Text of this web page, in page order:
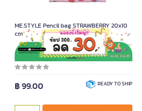
ME.STYLE Pencil bag STRAWBERRY 20x10
cm
Product Code 1093323
฿ 99.00 READY TO SHIP